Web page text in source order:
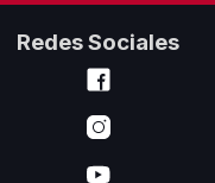
Redes Sociales